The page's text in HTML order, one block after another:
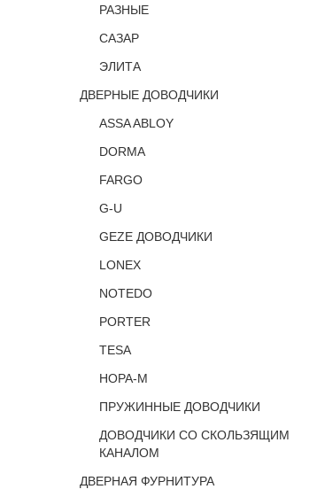
РАЗНЫЕ
САЗАР
ЭЛИТА
ДВЕРНЫЕ ДОВОДЧИКИ
ASSA ABLOY
DORMA
FARGO
G-U
GEZE ДОВОДЧИКИ
LONEX
NOTEDO
PORTER
TESA
НОРА-М
ПРУЖИННЫЕ ДОВОДЧИКИ
ДОВОДЧИКИ СО СКОЛЬЗЯЩИМ
КАНАЛОМ
ДВЕРНАЯ ФУРНИТУРА